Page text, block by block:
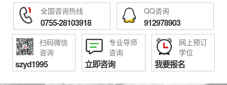
全国咨询热线
0755-28103918
QQ咨询
912978903
扫码微信
咨询
szyd1995
专业导师
咨询
立即咨询
网上预订
学位
我要报名